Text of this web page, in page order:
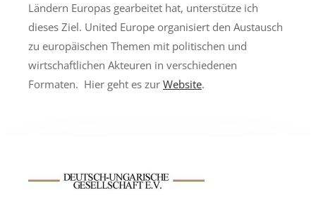
Ländern Europas gearbeitet hat, unterstütze ich
dieses Ziel. United Europe organisiert den Austausch
zu europäischen Themen mit politischen und
wirtschaftlichen Akteuren in verschiedenen
Formaten. Hier geht es zur Website.